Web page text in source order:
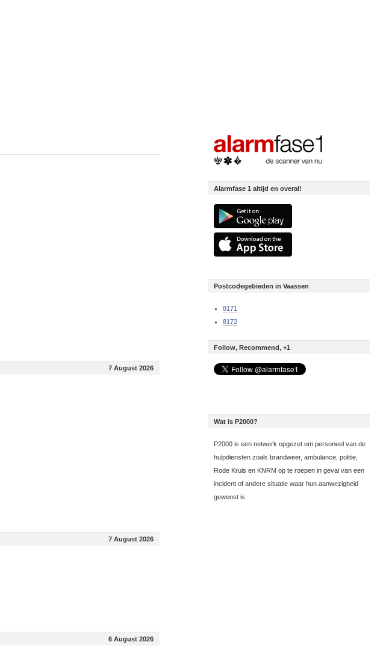
7 August 2026
7 August 2026
6 August 2026
Alarmfase 1 altijd en overal!
Postcodegebieden in Vaassen
8171
8172
Follow, Recommend, +1
Wat is P2000?
P2000 is een netwerk opgezet om personeel van de
hulpdiensten zoals brandweer, ambulance, politie,
Rode Kruis en KNRM op te roepen in geval van een
incident of andere situatie waar hun aanwezigheid
gewenst is.